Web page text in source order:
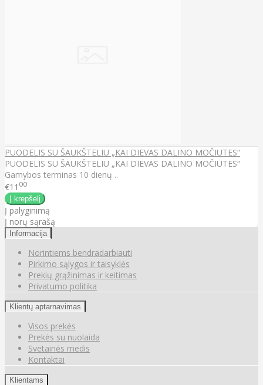
PUODELIS SU ŠAUKŠTELIU „KAI DIEVAS DALINO MOČIUTES“
PUODELIS SU ŠAUKŠTELIU „KAI DIEVAS DALINO MOČIUTES“
Gamybos terminas 10 dienų ..
€11 00
Į palyginimą
Į norų sąrašą
Informacija
Norintiems bendradarbiauti
Pirkimo sąlygos ir taisyklės
Prekių grąžinimas ir keitimas
Privatumo politika
Klientų aptarnavimas
Visos prekės
Prekės su nuolaida
Svetainės medis
Kontaktai
Klientams